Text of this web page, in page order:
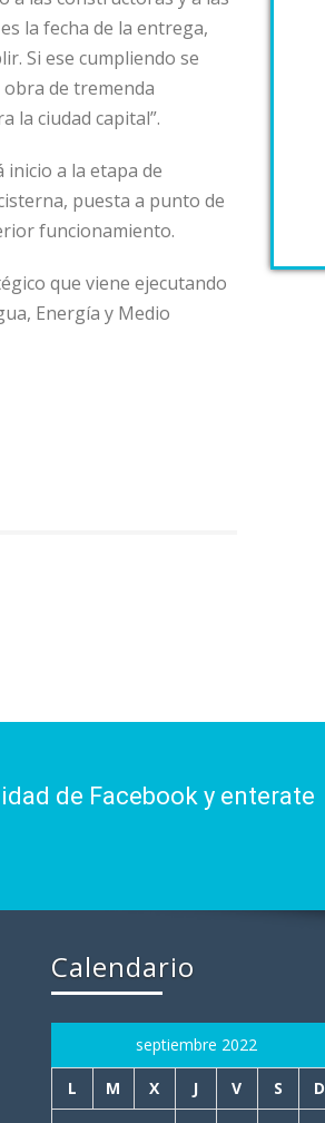
la fecha de la entrega,
Si ese cumpliendo se
de tremenda
la ciudad capital”.
a la etapa de
puesta a punto de
funcionamiento.
que viene ejecutando
Energía y Medio
de Facebook y enterate
Calendario
septiembre 2022
L M X J V S
D